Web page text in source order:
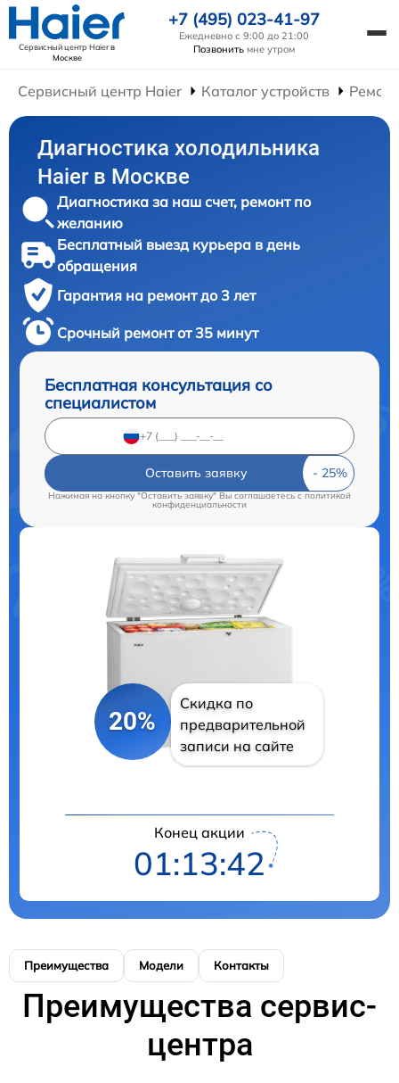
Сервисный центр Haierв
Москве
+7 (495) 023-41-97
Ежедневно с 9:00 до 21:00
Позвонить мне утром
Сервисный центр Haier Каталог устройств
Диагностика холодильника
Haier в Москве
Диагностика за наш счет, ремонт по
желанию
Бесплатный выезд курьера в день
обращения
Гарантия на ремонт до 3 лет
Срочный ремонт от 35 минут
Бесплатная консультация со
специалистом
Оставить заявку
Нажимая на кнопку "Оставить заявку" Вы соглашаетесь cполитикой
конфиденциальности
20%
Скидка по
предварительной
записи на сайте
Конец акции
01:13:42
Преимущества Модели Контакты
Преимущества сервис-
центра